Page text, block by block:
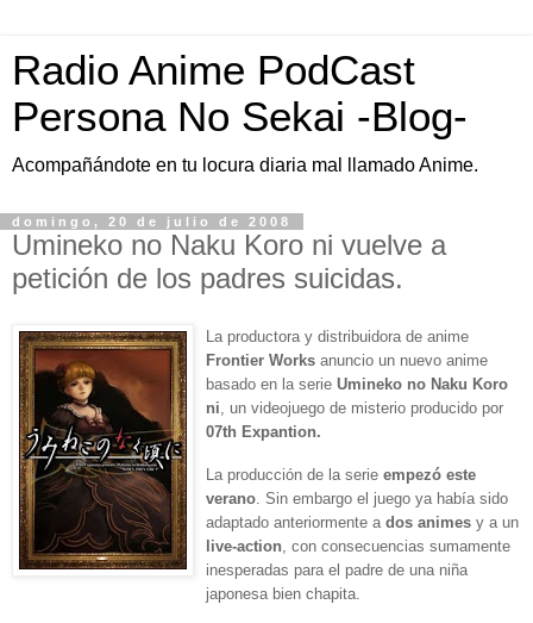
Radio Anime PodCast
Persona No Sekai -Blog-
Acompañándote en tu locura diaria mal llamado Anime.
domingo, 20 de julio de 2008
Umineko no Naku Koro ni vuelve a
petición de los padres suicidas.
La productora y distribuidora de anime
Frontier Works anuncio un nuevo anime
basado en la serie Umineko no Naku Koro
ni , un videojuego de misterio producido por
07th Expantion.
La producción de la serie empezó este
verano . Sin embargo el juego ya había sido
adaptado anteriormente a dos animes y a un
live-action , con consecuencias sumamente
inesperadas para el padre de una niña
japonesa bien chapita.